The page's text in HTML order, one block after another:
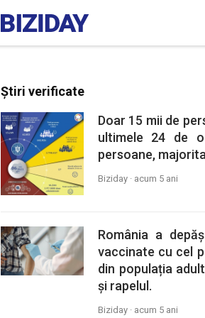
Știri verificate
Doar 15 mii de
ultimele 24 de
persoane,
Biziday · acum 5 ani
România a
vaccinate cu cel
din populația
și rapelul.
Biziday · acum 5 ani